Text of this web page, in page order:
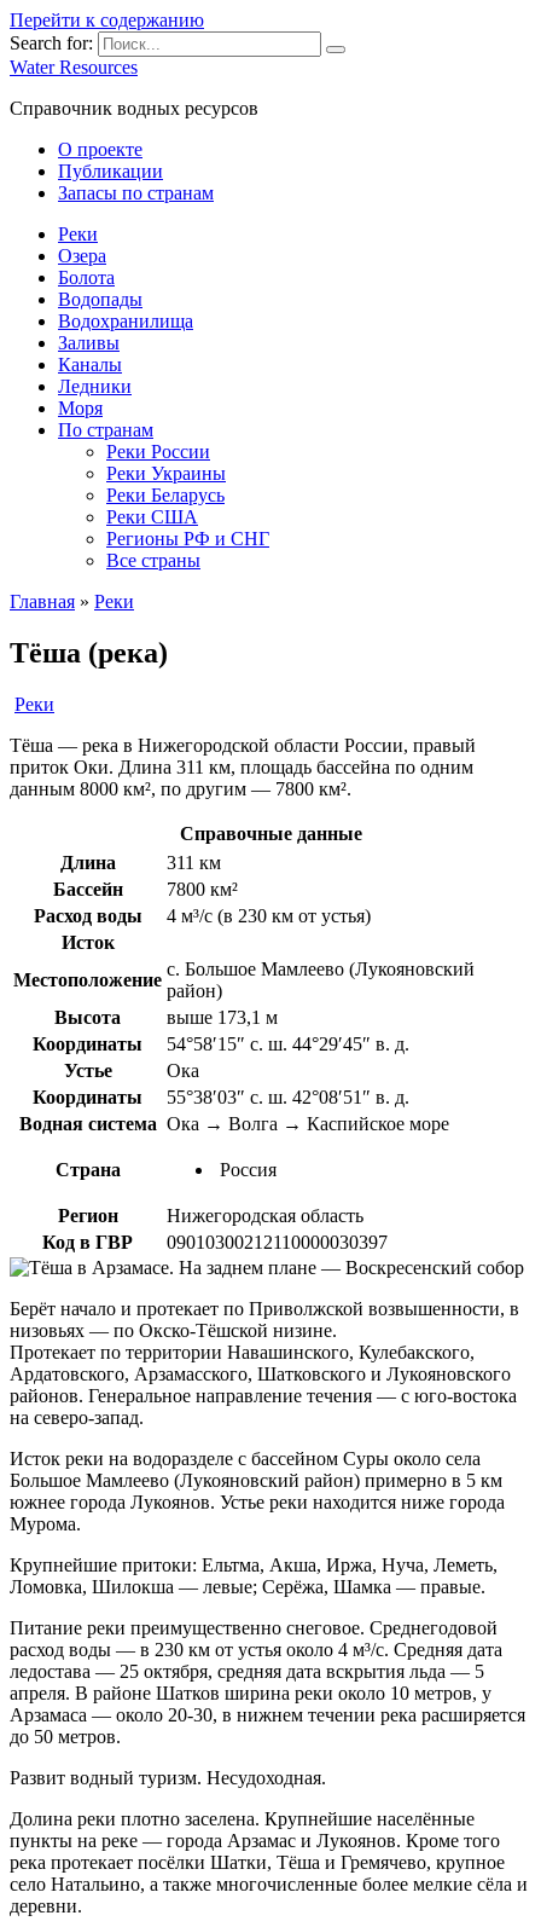
Перейти к содержанию
Search for:
Water Resources
Справочник водных ресурсов
О проекте
Публикации
Запасы по странам
Реки
Озера
Болота
Водопады
Водохранилища
Заливы
Каналы
Ледники
Моря
По странам
Реки России
Реки Украины
Реки Беларусь
Реки США
Регионы РФ и СНГ
Все страны
Главная » Реки
Тёша (река)
Реки
Тёша — река в Нижегородской области России, правый
приток Оки. Длина 311 км, площадь бассейна по одним
данным 8000 км², по другим — 7800 км².
Справочные данные
Длина
311 км
Бассейн
7800 км²
Расход воды
4 м³/с (в 230 км от устья)
Исток
Местоположение
с. Большое Мамлеево (Лукояновский
район)
Высота
выше 173,1 м
Координаты
54°58′15″ с. ш. 44°29′45″ в. д.
Устье
Ока
Координаты
55°38′03″ с. ш. 42°08′51″ в. д.
Водная система Ока → Волга → Каспийское море
Страна Россия
Регион
Нижегородская область
Код в ГВР
09010300212110000030397
Берёт начало и протекает по Приволжской возвышенности, в
низовьях — по Окско-Тёшской низине.
Протекает по территории Навашинского, Кулебакского,
Ардатовского, Арзамасского, Шатковского и Лукояновского
районов. Генеральное направление течения — с юго-востока
на северо-запад.
Исток реки на водоразделе с бассейном Суры около села
Большое Мамлеево (Лукояновский район) примерно в 5 км
южнее города Лукоянов. Устье реки находится ниже города
Мурома.
Крупнейшие притоки: Ельтма, Акша, Иржа, Нуча, Леметь,
Ломовка, Шилокша — левые; Серёжа, Шамка — правые.
Питание реки преимущественно снеговое. Среднегодовой
расход воды — в 230 км от устья около 4 м³/с. Средняя дата
ледостава — 25 октября, средняя дата вскрытия льда — 5
апреля. В районе Шатков ширина реки около 10 метров, у
Арзамаса — около 20-30, в нижнем течении река расширяется
до 50 метров.
Развит водный туризм. Несудоходная.
Долина реки плотно заселена. Крупнейшие населённые
пункты на реке — города Арзамас и Лукоянов. Кроме того
река протекает посёлки Шатки, Тёша и Гремячево, крупное
село Натальино, а также многочисленные более мелкие сёла и
деревни.